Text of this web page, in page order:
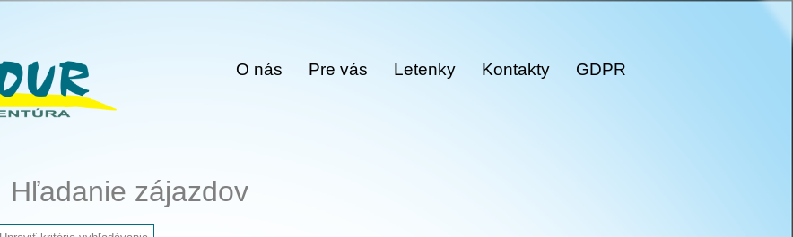
O nás Pre vás Letenky Kontakty GDPR
Hľadanie zájazdov